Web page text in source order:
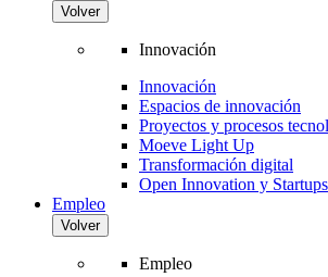
Volver
Innovación
Innovación
Espacios de innovación
Proyectos y procesos
Moeve Light Up
Transformación digital
Open Innovation y Startups
Empleo
Volver
Empleo